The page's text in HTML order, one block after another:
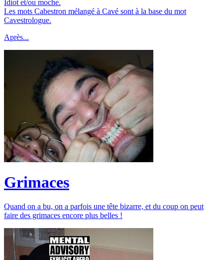
Idiot et/ou moche.
Les mots Cabestron mélangé à Cavé sont à la base du mot
Cavestrologue.
Après...
Grimaces
Quand on a bu, on a parfois une tête bizarre, et du coup on peut
faire des grimaces encore plus belles !